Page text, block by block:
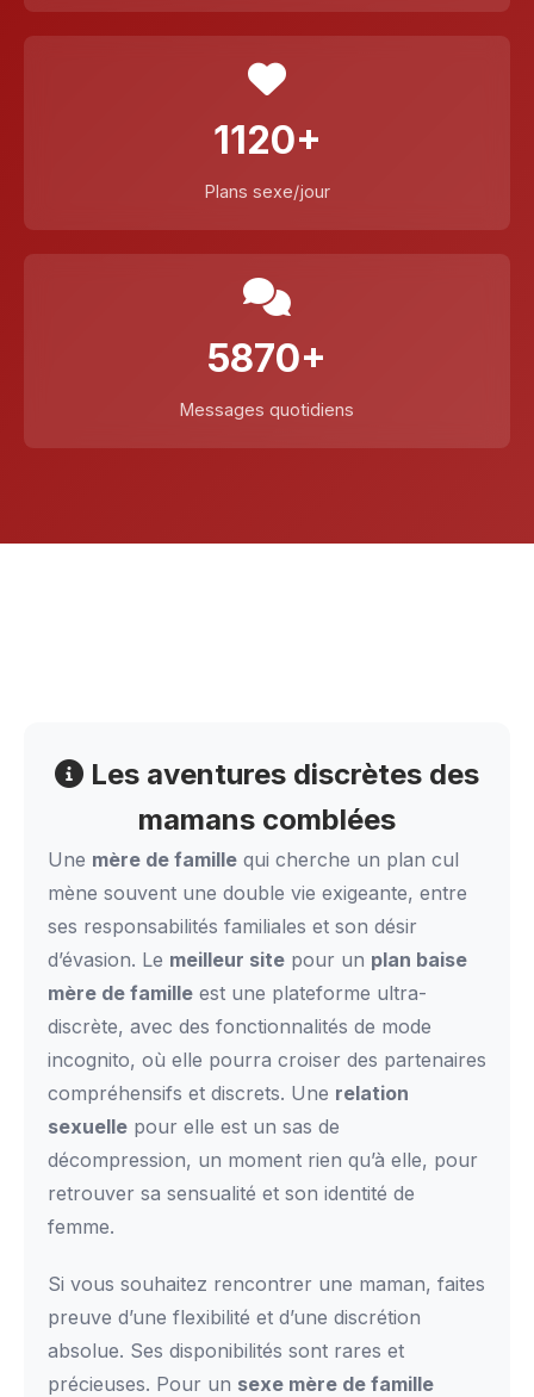
1120+
Plans sexe/jour
5870+
Messages quotidiens
Les aventures discrètes des
mamans comblées
Une mère de famille qui cherche un plan cul
mène souvent une double vie exigeante, entre
ses responsabilités familiales et son désir
d’évasion. Le meilleur site pour un plan baise
mère de famille est une plateforme ultra-
discrète, avec des fonctionnalités de mode
incognito, où elle pourra croiser des partenaires
compréhensifs et discrets. Une relation
sexuelle pour elle est un sas de
décompression, un moment rien qu’à elle, pour
retrouver sa sensualité et son identité de
femme.
Si vous souhaitez rencontrer une maman, faites
preuve d’une flexibilité et d’une discrétion
absolue. Ses disponibilités sont rares et
précieuses. Pour un sexe mère de famille